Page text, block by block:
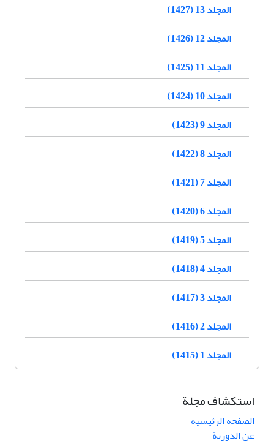
المجلد 13 (1427)
المجلد 12 (1426)
المجلد 11 (1425)
المجلد 10 (1424)
المجلد 9 (1423)
المجلد 8 (1422)
المجلد 7 (1421)
المجلد 6 (1420)
المجلد 5 (1419)
المجلد 4 (1418)
المجلد 3 (1417)
المجلد 2 (1416)
المجلد 1 (1415)
استكشاف مجلة
الصفحة الرئيسية
عن الدورية